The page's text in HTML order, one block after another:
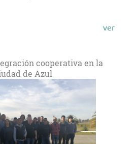
ver
cooperativa en la
de Azul